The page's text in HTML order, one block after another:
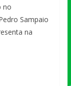
no
Sampaio
na